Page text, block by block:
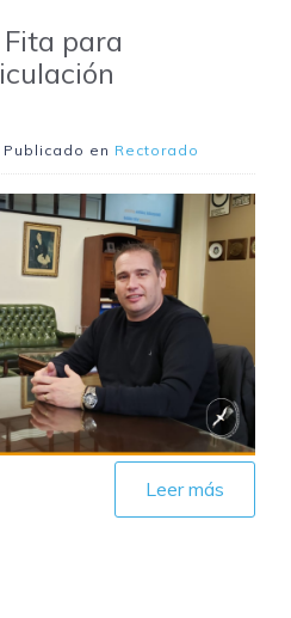
para
Publicado en Rectorado
Leer más